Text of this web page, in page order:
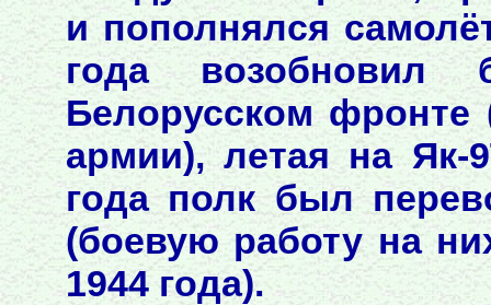
и пополнялся
года
Белорусском фронте
армии), летая на Як-
года полк был
(боевую работу на
1944 года).